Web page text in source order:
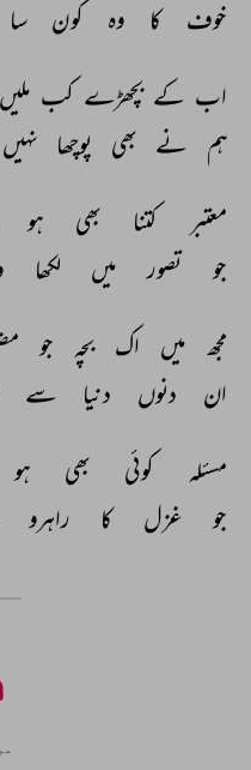
خوف
کا وہ کون سا
اب کے بچھڑے کب ملیں
ہم
نے بھی پوچھا نہیں
معتبر کتنا بھی ہو
جو
تصور میں لکھا
مجھ میں اک بچہ جو
ان
دنوں دنیا سے
مسئلہ کوئی بھی ہو
جو
غزل کا راہرو